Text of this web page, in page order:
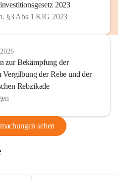
2023
§3 Abs 1 KIG 2023
zur Bekämpfung der
Vergilbung der Rebe und der
Rebzikade
sehen